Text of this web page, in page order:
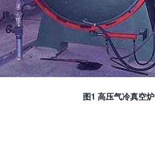
图1 高压气冷真空炉